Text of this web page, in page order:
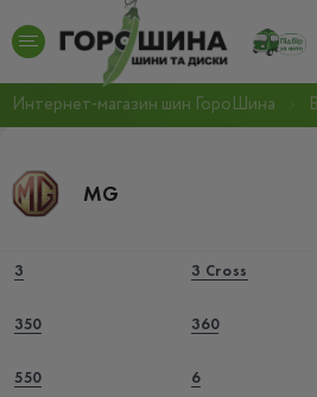
Интернет-магазин шин ГороШина
MG
3 3 Cross
350 360
550 6